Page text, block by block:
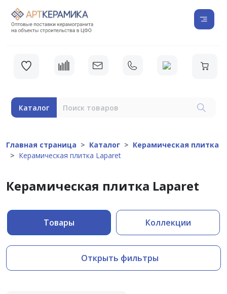
Каталог
Главная страница Каталог
Керамическая плитка
Керамическая плитка Laparet
Керамическая плитка Laparet
Товары Коллекции
Открыть фильтры